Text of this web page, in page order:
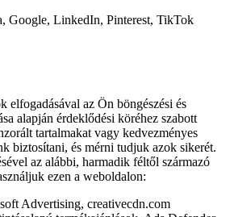
Google, LinkedIn, Pinterest, TikTok
elfogadásával az Ön böngészési és
alapján érdeklődési köréhez szabott
tartalmakat vagy kedvezményes
biztosítani, és mérni tudjuk azok sikerét.
az alábbi, harmadik féltől származó
ezen a weboldalon:
Advertising, creativecdn.com